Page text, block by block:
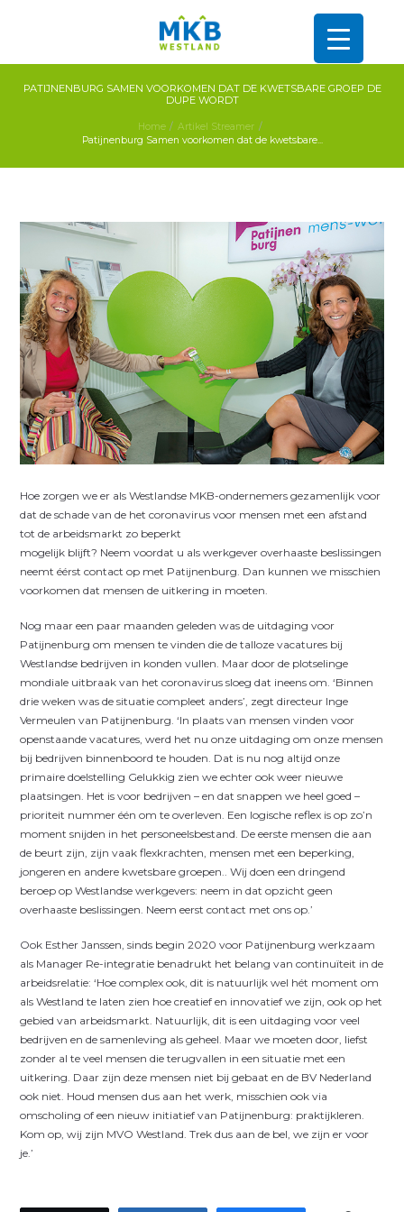
PATIJNENBURG SAMEN VOORKOMEN DAT DE KWETSBARE GROEP DE
DUPE WORDT
Home
Artikel Streamer
Patijnenburg Samen voorkomen dat de kwetsbare...
Hoe zorgen we er als Westlandse MKB-ondernemers gezamenlijk voor
dat de schade van de het coronavirus voor mensen met een afstand
tot de arbeidsmarkt zo beperkt
mogelijk blijft? Neem voordat u als werkgever overhaaste beslissingen
neemt éérst contact op met Patijnenburg. Dan kunnen we misschien
voorkomen dat mensen de uitkering in moeten.
Nog maar een paar maanden geleden was de uitdaging voor
Patijnenburg om mensen te vinden die de talloze vacatures bij
Westlandse bedrijven in konden vullen. Maar door de plotselinge
mondiale uitbraak van het coronavirus sloeg dat ineens om. ‘Binnen
drie weken was de situatie compleet anders’, zegt directeur Inge
Vermeulen van Patijnenburg. ‘In plaats van mensen vinden voor
openstaande vacatures, werd het nu onze uitdaging om onze mensen
bij bedrijven binnenboord te houden. Dat is nu nog altijd onze
primaire doelstelling Gelukkig zien we echter ook weer nieuwe
plaatsingen. Het is voor bedrijven – en dat snappen we heel goed –
prioriteit nummer één om te overleven. Een logische reflex is op zo’n
moment snijden in het personeelsbestand. De eerste mensen die aan
de beurt zijn, zijn vaak flexkrachten, mensen met een beperking,
jongeren en andere kwetsbare groepen.. Wij doen een dringend
beroep op Westlandse werkgevers: neem in dat opzicht geen
overhaaste beslissingen. Neem eerst contact met ons op.’
Ook Esther Janssen, sinds begin 2020 voor Patijnenburg werkzaam
als Manager Re-integratie benadrukt het belang van continuïteit in de
arbeidsrelatie: ‘Hoe complex ook, dit is natuurlijk wel hét moment om
als Westland te laten zien hoe creatief en innovatief we zijn, ook op het
gebied van arbeidsmarkt. Natuurlijk, dit is een uitdaging voor veel
bedrijven en de samenleving als geheel. Maar we moeten door, liefst
zonder al te veel mensen die terugvallen in een situatie met een
uitkering. Daar zijn deze mensen niet bij gebaat en de BV Nederland
ook niet. Houd mensen dus aan het werk, misschien ook via
omscholing of een nieuw initiatief van Patijnenburg: praktijkleren.
Kom op, wij zijn MVO Westland. Trek dus aan de bel, we zijn er voor
je.’